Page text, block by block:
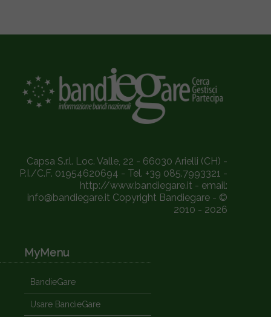
Capsa S.r.l. Loc. Valle, 22 - 66030 Arielli (CH) -
P.I./C.F. 01954620694 - Tel. +39 085.7993321 -
http://www.bandiegare.it - email:
info@bandiegare.it Copyright Bandiegare - ©
2010 - 2026
MyMenu
BandieGare
Usare BandieGare